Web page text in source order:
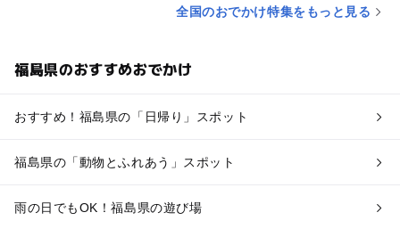
全国のおでかけ特集をもっと見る
福島県のおすすめおでかけ
おすすめ！福島県の「日帰り」スポット
福島県の「動物とふれあう」スポット
雨の日でもOK！福島県の遊び場